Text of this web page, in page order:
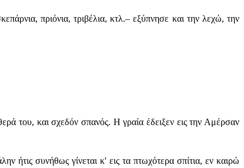
πριόνια, τριβέλια, κτλ.– εξύπνησε και την λεχώ, την
του, και σχεδόν σπανός. Η γραία έδειξεν εις την Αμέρσαν
συνήθως γίνεται κ' εις τα πτωχότερα σπίτια, εν καιρώ